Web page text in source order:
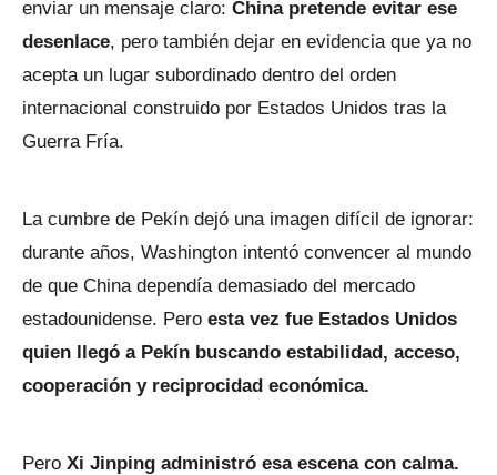
enviar un mensaje claro: China pretende evitar ese
desenlace, pero también dejar en evidencia que ya no
acepta un lugar subordinado dentro del orden
internacional construido por Estados Unidos tras la
Guerra Fría.
La cumbre de Pekín dejó una imagen difícil de ignorar:
durante años, Washington intentó convencer al mundo
de que China dependía demasiado del mercado
estadounidense. Pero esta vez fue Estados Unidos
quien llegó a Pekín buscando estabilidad, acceso,
cooperación y reciprocidad económica.
Pero Xi Jinping administró esa escena con calma.